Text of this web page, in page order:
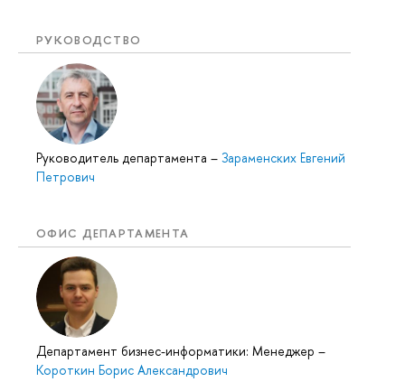
РУКОВОДСТВО
Руководитель департамента – Зараменских Евгений
Петрович
ОФИС ДЕПАРТАМЕНТА
Департамент бизнес-информатики: Менеджер –
Короткин Борис Александрович